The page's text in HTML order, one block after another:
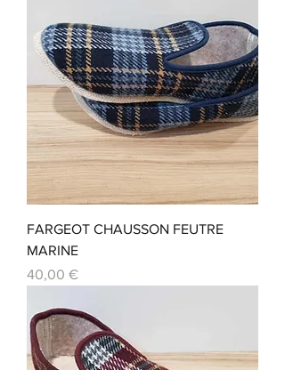
FARGEOT CHAUSSON FEUTRE
MARINE
Prix
40,00 €